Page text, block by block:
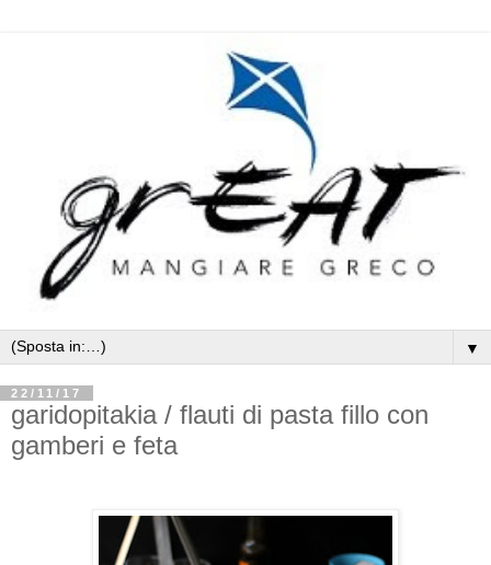
▼
22/11/17
garidopitakia / flauti di pasta fillo con
gamberi e feta